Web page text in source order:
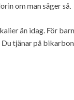
om man säger så.
än idag. För
tjänar på